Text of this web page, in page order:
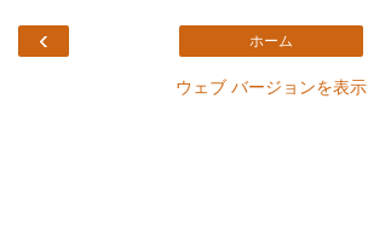
‹ ホーム
ウェブ バージョンを表示